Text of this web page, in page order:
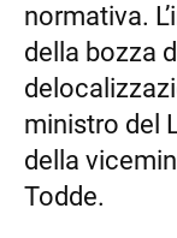
normativa.
della bozza
ministro del
della
Todde.